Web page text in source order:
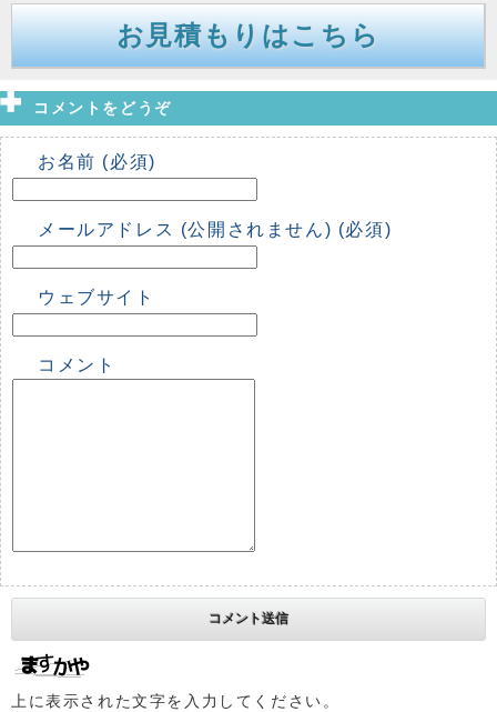
お見積もりはこちら
コメントをどうぞ
お名前 (必須)
メールアドレス (公開されません) (必須)
ウェブサイト
コメント
上に表示された文字を入力してください。